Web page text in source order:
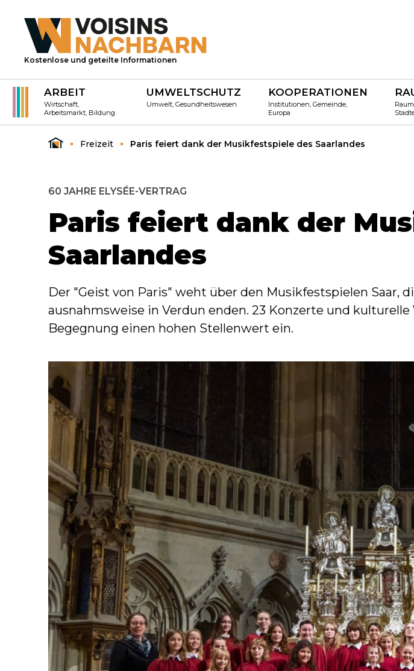
Kostenlose und geteilte Informationen
ARBEIT
Wirtschaft,
Arbeitsmarkt, Bildung
UMWELTSCHUTZ
Umwelt, Gesundheitswesen
KOOPERATIONEN
Institutionen, Gemeinde,
Europa
Freizeit Paris feiert dank der Musikfestspiele des Saarlandes
60 JAHRE ELYSÉE-VERTRAG
Paris feiert dank der
Saarlandes
Der "Geist von Paris" weht über den Musikfestspielen Saar,
ausnahmsweise in Verdun enden. 23 Konzerte und
Begegnung einen hohen Stellenwert ein.